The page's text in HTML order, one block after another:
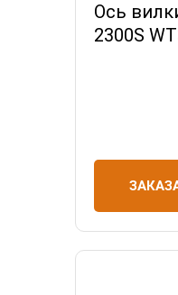
Ось
2300S